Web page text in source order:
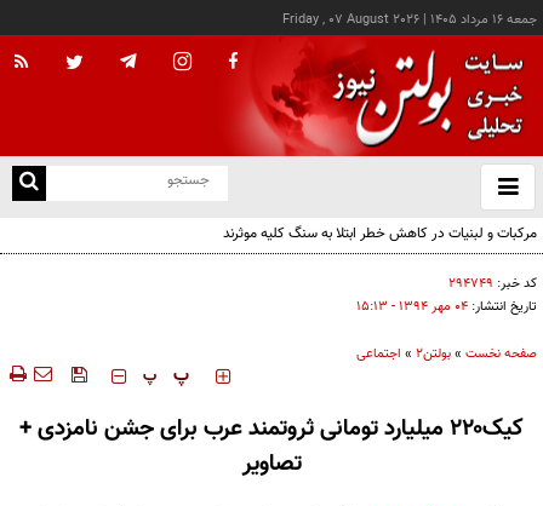
جمعه ۱۶ مرداد ۱۴۰۵ |
Friday , 07 August 2026
باز
و
مرکبات و لبنیات در کاهش خطر ابتلا به سنگ کلیه موثرند
کد خبر: ۲۹۴۷۴۹
تاریخ انتشار: ۰۴ مهر ۱۳۹۴ - ۱۵:۱۳
صفحه نخست »بولتن2 » اجتماعی
‍‍‍ پ پ
کیک۲۲۰ میلیارد تومانی ثروتمند عرب برای جشن نامزدی +
تصاویر